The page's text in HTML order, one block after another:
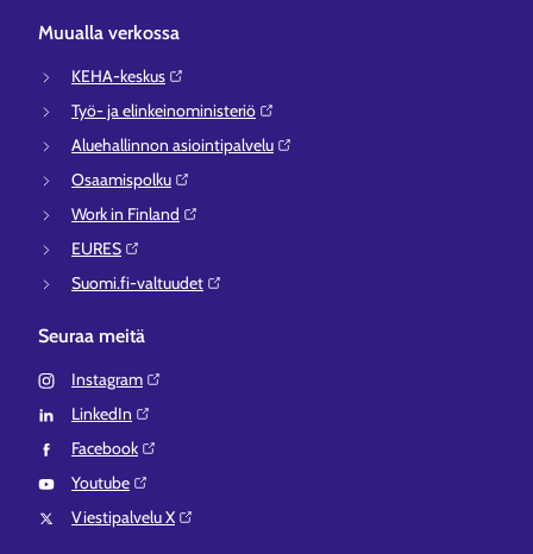
Muualla verkossa
KEHA-keskus⁠
Työ- ja elinkeinoministeriö⁠
Aluehallinnon asiointipalvelu⁠
Osaamispolku⁠
Work in Finland⁠
EURES⁠
Suomi.fi-valtuudet⁠
Seuraa meitä
Instagram⁠
LinkedIn⁠
Facebook⁠
Youtube⁠
Viestipalvelu X⁠